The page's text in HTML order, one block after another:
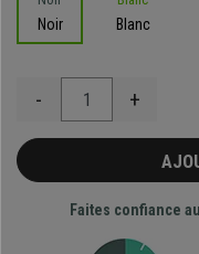
Noir Blanc
- +
Faites confiance